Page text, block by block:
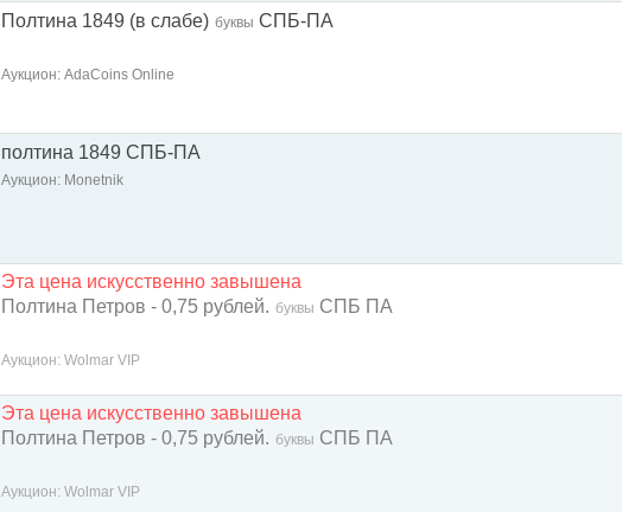
Полтина 1849 (в слабе) буквы СПБ-ПА
Аукцион: AdaCoins Online
полтина 1849 СПБ-ПА
Аукцион: Monetnik
Эта цена искусственно завышена
Полтина Петров - 0,75 рублей. буквы СПБ ПА
Аукцион: Wolmar VIP
Эта цена искусственно завышена
Полтина Петров - 0,75 рублей. буквы СПБ ПА
Аукцион: Wolmar VIP